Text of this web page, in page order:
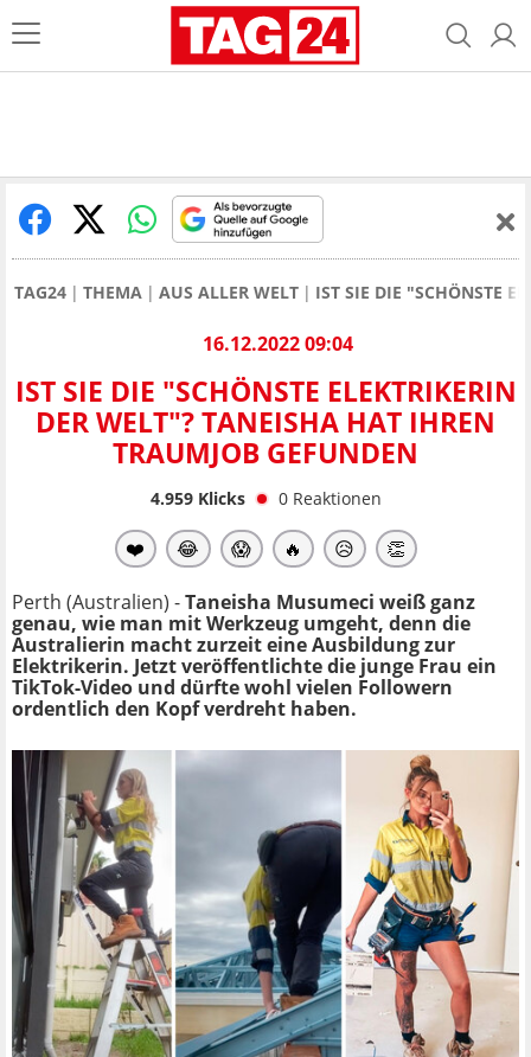
TAG24 THEMA AUS ALLER WELT IST SIE DIE "SCHÖNSTE
16.12.2022 09:04
IST SIE DIE "SCHÖNSTE ELEKTRIKERIN
DER WELT"? TANEISHA HAT IHREN
TRAUMJOB GEFUNDEN
4.959Klicks 0 Reaktionen
❤️ 😂 😱 🔥 😥 👏
Perth (Australien) -Taneisha Musumeci weiß ganz
genau, wie man mit Werkzeug umgeht, denn die
Australierin macht zurzeit eine Ausbildung zur
Elektrikerin. Jetzt veröffentlichte die junge Frau ein
TikTok-Video und dürfte wohl vielen Followern
ordentlich den Kopf verdreht haben.